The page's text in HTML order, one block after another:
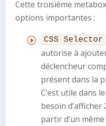
Cette troisième
options importantes :
CSS
autorise à
déclencheur
présent dans la
C’est utile dans
besoin
partir d’un